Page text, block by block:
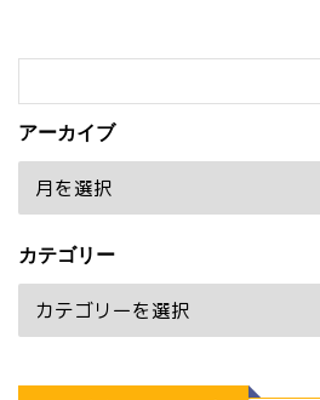
アーカイブ
カテゴリー